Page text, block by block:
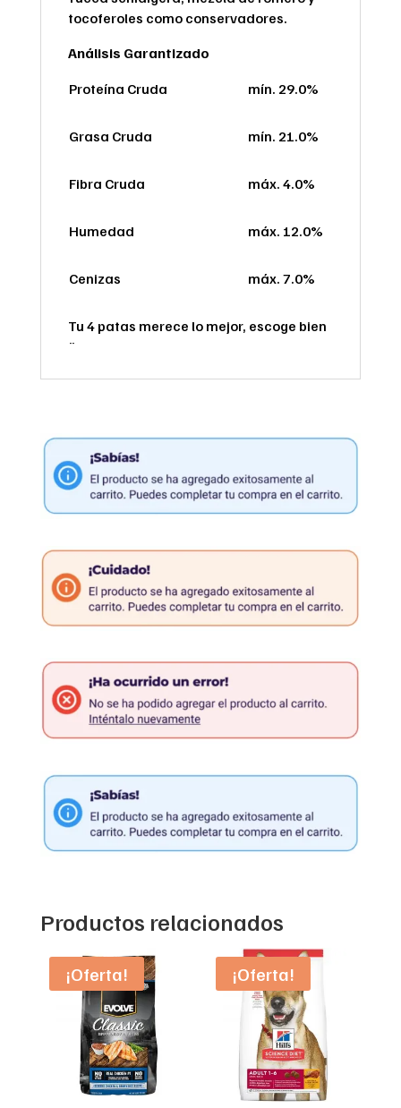
tocoferoles como conservadores.
Análisis Garantizado
Proteína Cruda
mín. 29.0%
Grasa Cruda mín. 21.0%
Fibra Cruda máx. 4.0%
Humedad máx. 12.0%
Cenizas máx. 7.0%
Tu 4 patas merece lo mejor, escoge bien
¨
Productos relacionados
¡Oferta! ¡Oferta!